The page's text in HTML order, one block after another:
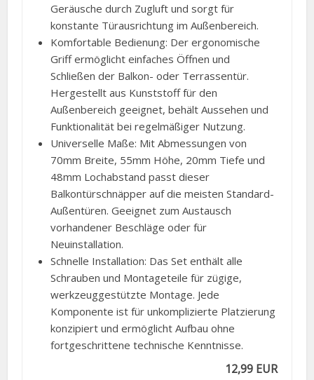
Geräusche durch Zugluft und sorgt für
konstante Türausrichtung im Außenbereich.
Komfortable Bedienung: Der ergonomische
Griff ermöglicht einfaches Öffnen und
Schließen der Balkon- oder Terrassentür.
Hergestellt aus Kunststoff für den
Außenbereich geeignet, behält Aussehen und
Funktionalität bei regelmäßiger Nutzung.
Universelle Maße: Mit Abmessungen von
70mm Breite, 55mm Höhe, 20mm Tiefe und
48mm Lochabstand passt dieser
Balkontürschnäpper auf die meisten Standard-
Außentüren. Geeignet zum Austausch
vorhandener Beschläge oder für
Neuinstallation.
Schnelle Installation: Das Set enthält alle
Schrauben und Montageteile für zügige,
werkzeuggestützte Montage. Jede
Komponente ist für unkomplizierte Platzierung
konzipiert und ermöglicht Aufbau ohne
fortgeschrittene technische Kenntnisse.
12,99 EUR